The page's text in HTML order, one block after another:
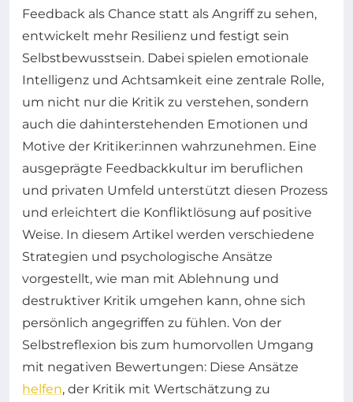
Feedback als Chance statt als Angriff zu sehen,
entwickelt mehr Resilienz und festigt sein
Selbstbewusstsein. Dabei spielen emotionale
Intelligenz und Achtsamkeit eine zentrale Rolle,
um nicht nur die Kritik zu verstehen, sondern
auch die dahinterstehenden Emotionen und
Motive der Kritiker:innen wahrzunehmen. Eine
ausgeprägte Feedbackkultur im beruflichen
und privaten Umfeld unterstützt diesen Prozess
und erleichtert die Konfliktlösung auf positive
Weise. In diesem Artikel werden verschiedene
Strategien und psychologische Ansätze
vorgestellt, wie man mit Ablehnung und
destruktiver Kritik umgehen kann, ohne sich
persönlich angegriffen zu fühlen. Von der
Selbstreflexion bis zum humorvollen Umgang
mit negativen Bewertungen: Diese Ansätze
helfen, der Kritik mit Wertschätzung zu